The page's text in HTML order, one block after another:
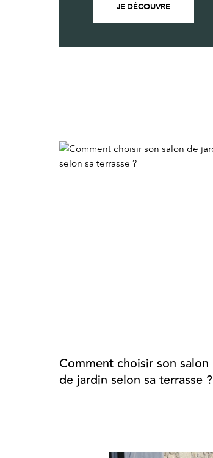
JE DÉCOUVRE
Comment choisir son salon
de jardin selon sa terrasse ?